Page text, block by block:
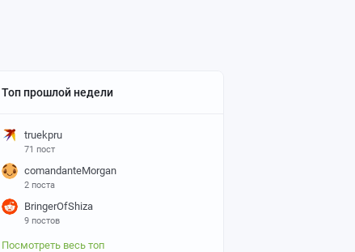
Топ прошлой недели
truekpru
71 пост
comandanteMorgan
2 поста
BringerOfShiza
9 постов
Посмотреть весь топ